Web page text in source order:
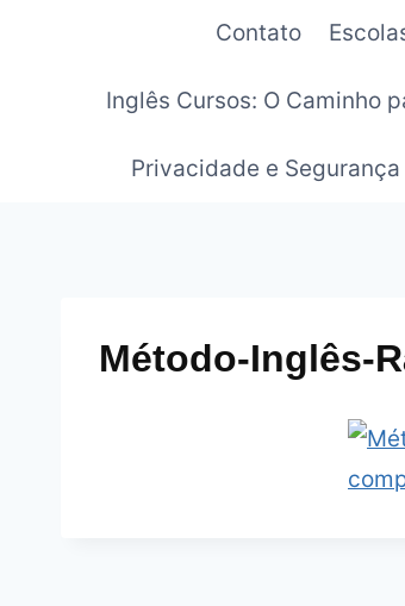
Contato
Inglês Cursos: O Caminho
Privacidade e
Método-Inglês-